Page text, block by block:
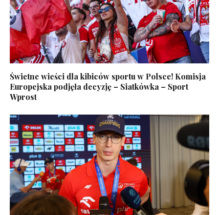
Świetne wieści dla kibiców sportu w Polsce! Komisja
Europejska podjęła decyzję – Siatkówka – Sport
Wprost